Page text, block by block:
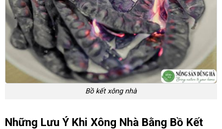
Bồ kết xông nhà
Những Lưu Ý Khi Xông Nhà Bằng Bồ Kết